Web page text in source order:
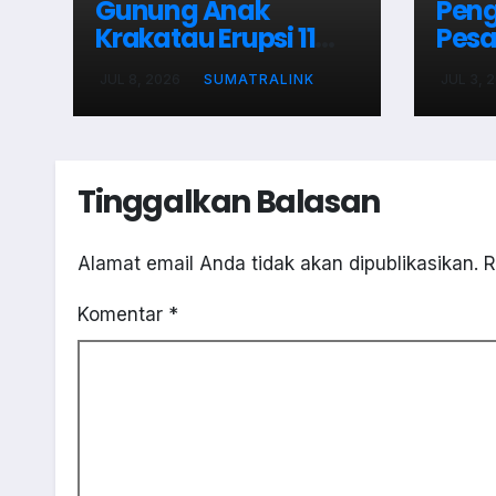
Gunung Anak
Krakatau Erupsi 11
SUMATRALINK
Tinggalkan Balasan
Alamat email Anda tidak akan dipublikasikan.
Komentar *